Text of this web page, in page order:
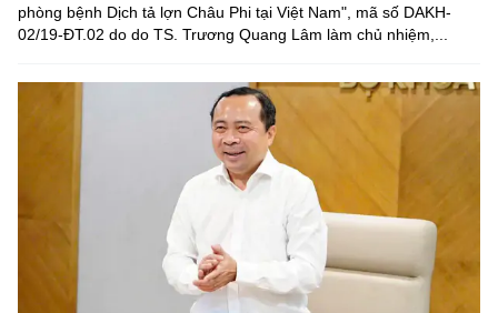
phòng bệnh Dịch tả lợn Châu Phi tại Việt Nam", mã số DAKH-
02/19-ĐT.02 do do TS. Trương Quang Lâm làm chủ nhiệm,...